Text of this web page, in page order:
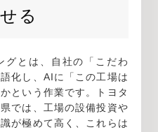
る
グとは、自社の「こだわ
化し、AIに「この工場は
という作業です。トヨタ
では、工場の設備投資や
が極めて高く、これらは